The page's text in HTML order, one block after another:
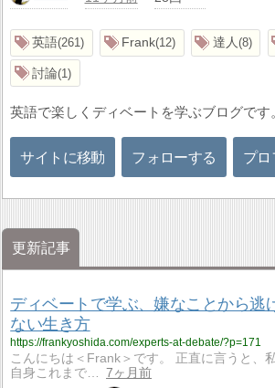
英語 261 Frank 12 達人 8
討論 1
英語で楽しくディベートを学ぶブログです
サイトに移動 フォローする プロ
更新記事
ディベートで学ぶ、嫌なことから逃
ない生き方
https://frankyoshida.com/experts-at-debate/?p=171
こんにちは＜Frank＞です。 正直に言うと、
自身これまで…
7ヶ月前